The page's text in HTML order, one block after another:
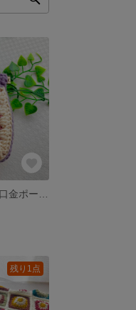
残り1点